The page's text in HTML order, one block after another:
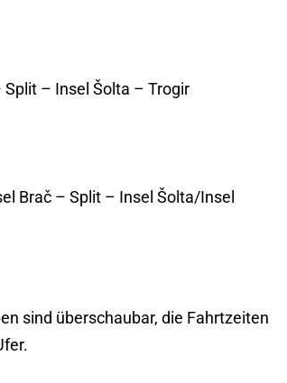
– Insel Šolta – Trogir
Brač – Split – Insel Šolta/Insel
sind überschaubar, die Fahrtzeiten